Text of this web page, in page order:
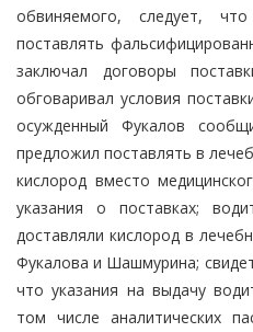
обвиняемого, следует,
поставлять
заключал договоры
обговаривал условия
осужденный Фукалов
предложил поставлять в
кислород вместо
указания о поставках;
доставляли кислород в
Фукалова и Шашмурина;
что указания на выдачу
том числе аналитических